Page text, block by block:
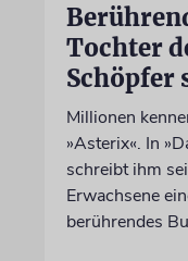
Tochter
Schöpfer
Millionen
»Asterix«. In
schreibt ihm
Erwachsene
berührendes